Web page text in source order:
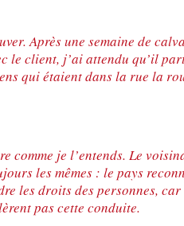
mineurs en France #Devenir :
Après une semaine de
le client, j’ai attendu qu’il
qui étaient dans la rue la
comme je l’entends. Le
les mêmes : le pays
les droits des personnes, car
pas cette conduite.